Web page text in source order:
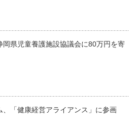
岡県児童養護施設協議会に80万円を寄
、「健康経営アライアンス」に参画